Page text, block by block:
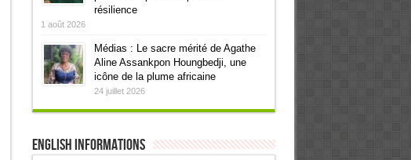
résilience
1 août 2026
Médias : Le sacre mérité de Agathe
Aline Assankpon Houngbedji, une
icône de la plume africaine
24 juillet 2026
English informations